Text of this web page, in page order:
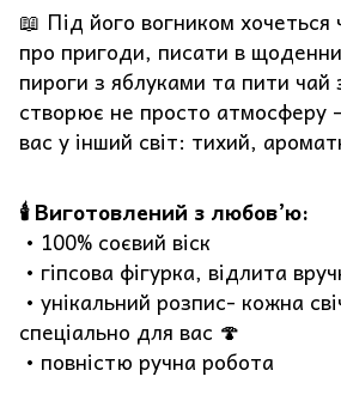
📖 Під його вогником хочеться
про пригоди, писати в
пироги з яблуками та пити
створює не просто атмосферу
вас у інший світ: тихий,
🕯️ Виготовлений з любов’ю:
• 100% соєвий віск
• гіпсова фігурка, відлита
• унікальний розпис- кожна
спеціально для вас 🍄
• повністю ручна робота